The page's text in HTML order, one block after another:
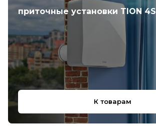
приточные установки TION 4S
К товарам